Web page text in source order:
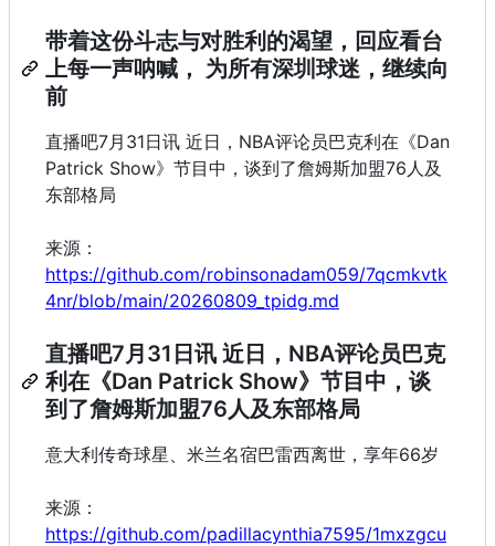
带着这份斗志与对胜利的渴望，回应看台
上每一声呐喊， 为所有深圳球迷，继续向
前
直播吧7月31日讯 近日，NBA评论员巴克利在《Dan
Patrick Show》节目中，谈到了詹姆斯加盟76人及
东部格局
来源：
https://github.com/robinsonadam059/7qcmkvtk
4nr/blob/main/20260809_tpidg.md
直播吧7月31日讯 近日，NBA评论员巴克
利在《Dan Patrick Show》节目中，谈
到了詹姆斯加盟76人及东部格局
意大利传奇球星、米兰名宿巴雷西离世，享年66岁
来源：
https://github.com/padillacynthia7595/1mxzgcu